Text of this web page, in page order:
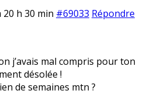
20 h 30 min #69033 Répondre
j’avais mal compris pour ton
désolée !
de semaines mtn ?